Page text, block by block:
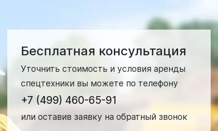
Бесплатная консультация
Уточнить стоимость и условия аренды
спецтехники вы можете по телефону
+7 (499) 460-65-91
или оставив заявку на обратный звонок